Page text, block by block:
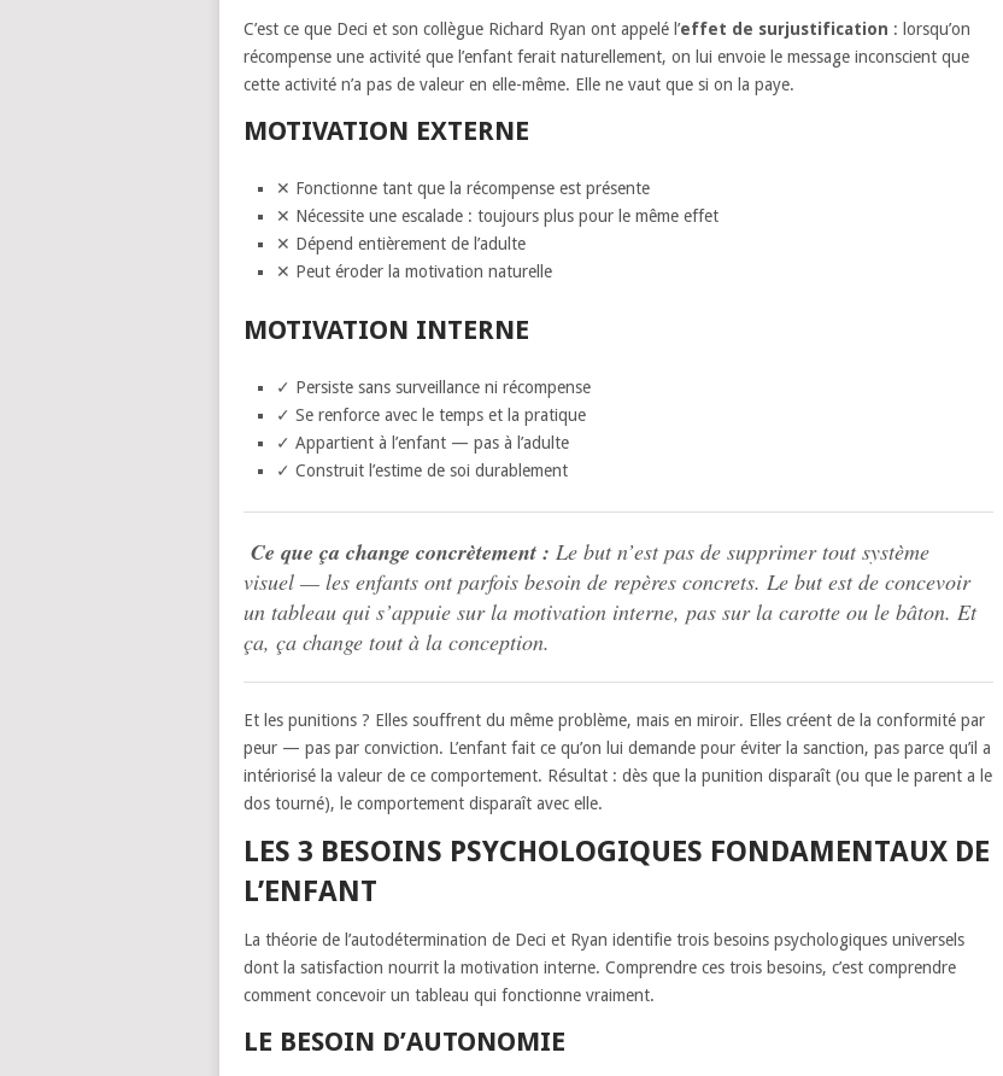
C’est ce que Deci et son collègue Richard Ryan ont appelé l’effet de surjustification : lorsqu’on
récompense une activité que l’enfant ferait naturellement, on lui envoie le message inconscient que
cette activité n’a pas de valeur en elle-même. Elle ne vaut que si on la paye.
MOTIVATION EXTERNE
✕ Fonctionne tant que la récompense est présente
✕ Nécessite une escalade : toujours plus pour le même effet
✕ Dépend entièrement de l’adulte
✕ Peut éroder la motivation naturelle
MOTIVATION INTERNE
✓ Persiste sans surveillance ni récompense
✓ Se renforce avec le temps et la pratique
✓ Appartient à l’enfant — pas à l’adulte
✓ Construit l’estime de soi durablement
Ce que ça change concrètement : Le but n’est pas de supprimer tout système
visuel — les enfants ont parfois besoin de repères concrets. Le but est de concevoir
un tableau qui s’appuie sur la motivation interne, pas sur la carotte ou le bâton. Et
ça, ça change tout à la conception.
Et les punitions ? Elles souffrent du même problème, mais en miroir. Elles créent de la conformité par
peur — pas par conviction. L’enfant fait ce qu’on lui demande pour éviter la sanction, pas parce qu’il a
intériorisé la valeur de ce comportement. Résultat : dès que la punition disparaît (ou que le parent a le
dos tourné), le comportement disparaît avec elle.
LES 3 BESOINS PSYCHOLOGIQUES FONDAMENTAUX DE
L’ENFANT
La théorie de l’autodétermination de Deci et Ryan identifie trois besoins psychologiques universels
dont la satisfaction nourrit la motivation interne. Comprendre ces trois besoins, c’est comprendre
comment concevoir un tableau qui fonctionne vraiment.
LE BESOIN D’AUTONOMIE